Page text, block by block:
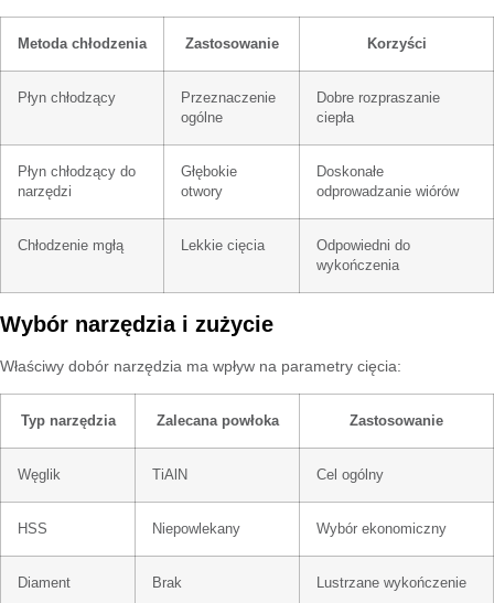
Metoda chłodzenia Zastosowanie Korzyści
Płyn chłodzący
Przeznaczenie
ogólne
Dobre rozpraszanie
ciepła
Płyn chłodzący do
narzędzi
Głębokie
otwory
Doskonałe
odprowadzanie wiórów
Chłodzenie mgłą Lekkie cięcia
Odpowiedni do
wykończenia
Wybór narzędzia i zużycie
Właściwy dobór narzędzia ma wpływ na parametry cięcia:
Typ narzędzia Zalecana powłoka Zastosowanie
Węglik TiAlN Cel ogólny
HSS Niepowlekany Wybór ekonomiczny
Diament Brak Lustrzane wykończenie